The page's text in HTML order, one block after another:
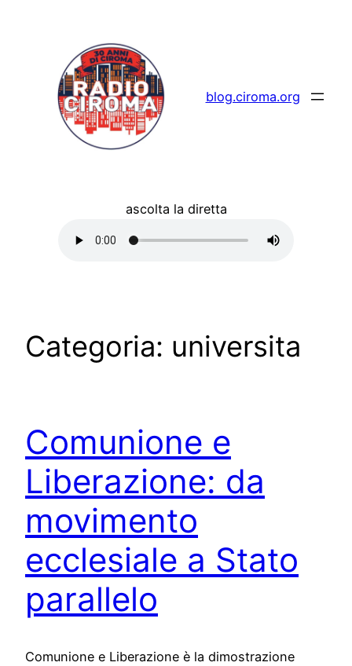
blog.ciroma.org
ascolta la diretta
Categoria: universita
Comunione e
Liberazione: da
movimento
ecclesiale a Stato
parallelo
Comunione e Liberazione è la dimostrazione